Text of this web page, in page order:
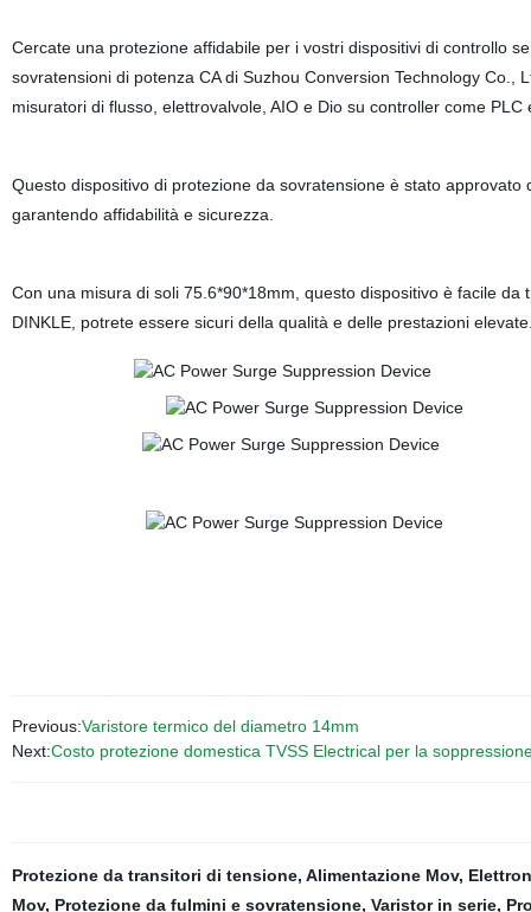
Cercate una protezione affidabile per i vostri dispositivi di controllo
sovratensioni di potenza CA di Suzhou Conversion Technology
misuratori di flusso, elettrovalvole, AIO e Dio su controller come PLC
Questo dispositivo di protezione da sovratensione è stato
garantendo affidabilità e sicurezza.
Con una misura di soli 75.6*90*18mm, questo dispositivo è facile
DINKLE, potrete essere sicuri della qualità e delle prestazioni
Previous:Varistore termico del diametro 14mm
Next:Costo protezione domestica TVSS Electrical per la
Protezione da transitori di tensione, Alimentazione Mov,
Mov, Protezione da fulmini e sovratensione, Varistor in serie,